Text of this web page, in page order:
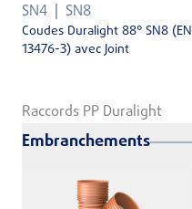
SN4 SN8
Coudes Duralight 88° SN8 (EN
13476-3) avec Joint
Raccords PP Duralight
Embranchements